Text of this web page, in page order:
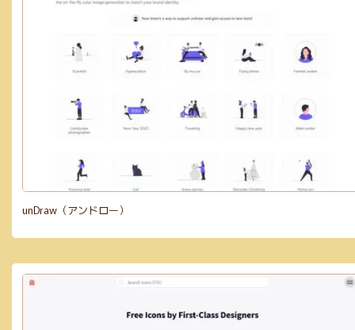
unDraw（アンドロー）